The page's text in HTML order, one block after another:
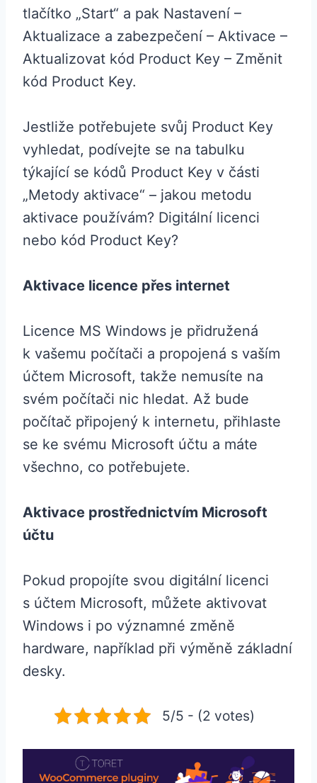
tlačítko „Start“ a pak Nastavení –
Aktualizace a zabezpečení – Aktivace –
Aktualizovat kód Product Key – Změnit
kód Product Key.
Jestliže potřebujete svůj Product Key
vyhledat, podívejte se na tabulku
týkající se kódů Product Key v části
„Metody aktivace“ – jakou metodu
aktivace používám? Digitální licenci
nebo kód Product Key?
Aktivace licence přes internet
Licence MS Windows je přidružená
k vašemu počítači a propojená s vaším
účtem Microsoft, takže nemusíte na
svém počítači nic hledat. Až bude
počítač připojený k internetu, přihlaste
se ke svému Microsoft účtu a máte
všechno, co potřebujete.
Aktivace prostřednictvím Microsoft
účtu
Pokud propojíte svou digitální licenci
s účtem Microsoft, můžete aktivovat
Windows i po významné změně
hardware, například při výměně základní
desky.
5/5 - (2 votes)